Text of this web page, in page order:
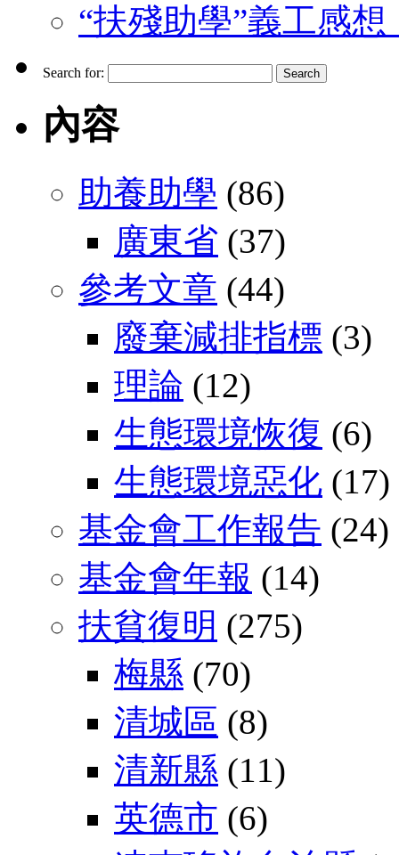
“扶殘助學”義工感想
Search for:
內容
助養助學 (86)
廣東省 (37)
參考文章 (44)
廢棄減排指標 (3)
理論 (12)
生態環境恢復 (6)
生態環境惡化 (17)
基金會工作報告 (24)
基金會年報 (14)
扶貧復明 (275)
梅縣 (70)
清城區 (8)
清新縣 (11)
英德市 (6)